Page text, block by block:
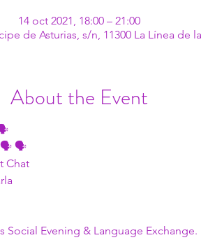
14 oct 2021, 18:00 – 21:00
de Asturias, s/n, 11300 La Línea de
About the Event
🗣
Chat
Evening & Language Exchange.